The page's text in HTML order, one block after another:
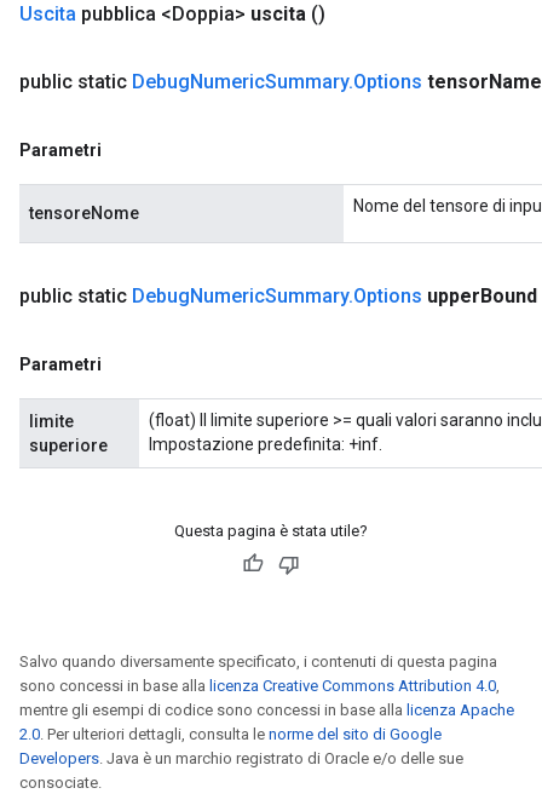
Uscita pubblica <Doppia> uscita ()
public static DebugNumericSummary.Options tensorName
Parametri
tensoreNome Nome del tensore di
public static DebugNumericSummary.Options upperBound
Parametri
limite
superiore
(float) Il limite superiore >= quali valori saranno
Impostazione predefinita: +inf.
Questa pagina è stata utile?
Salvo quando diversamente specificato, i contenuti di questa pagina
sono concessi in base alla licenza Creative Commons Attribution 4.0
mentre gli esempi di codice sono concessi in base alla licenza Apache
2.0 . Per ulteriori dettagli, consulta le norme del sito di Google
Developers . Java è un marchio registrato di Oracle e/o delle sue
consociate.